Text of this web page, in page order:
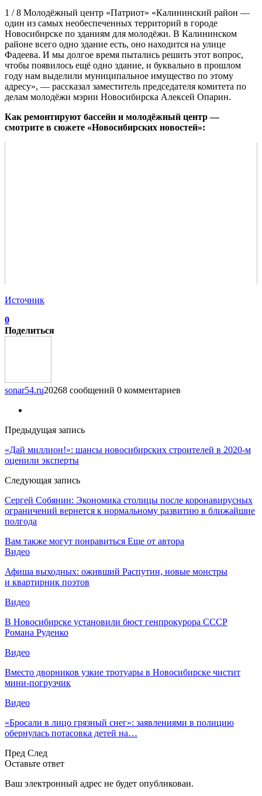
1 / 8 Молодёжный центр «Патриот» «Калининский район —
один из самых необеспеченных территорий в городе
Новосибирске по зданиям для молодёжи. В Калининском
районе всего одно здание есть, оно находится на улице
Фадеева. И мы долгое время пытались решить этот вопрос,
чтобы появилось ещё одно здание, и буквально в прошлом
году нам выделили муниципальное имущество по этому
адресу», — рассказал заместитель председателя комитета по
делам молодёжи мэрии Новосибирска Алексей Опарин.
Как ремонтируют бассейн и молодёжный центр —
смотрите в сюжете «Новосибирских новостей»:
Источник
0
Поделиться
sonar54.ru20268 сообщений 0 комментариев
Предыдущая запись
«Дай миллион!»: шансы новосибирских строителей в 2020-м
оценили эксперты
Следующая запись
Сергей Собянин: Экономика столицы после коронавирусных
ограничений вернется к нормальному развитию в ближайшие
полгода
Вам также могут понравиться Еще от автора
Видео
Афиша выходных: оживший Распутин, новые монстры
и квартирник поэтов
Видео
В Новосибирске установили бюст генпрокурора СССР
Романа Руденко
Видео
Вместо дворников узкие тротуары в Новосибирске чистит
мини-погрузчик
Видео
«Бросали в лицо грязный снег»: заявлениями в полицию
обернулась потасовка детей на…
Пред След
Оставьте ответ
Ваш электронный адрес не будет опубликован.